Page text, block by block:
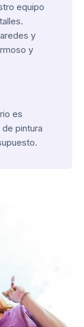
equipo
y
y
es
pintura